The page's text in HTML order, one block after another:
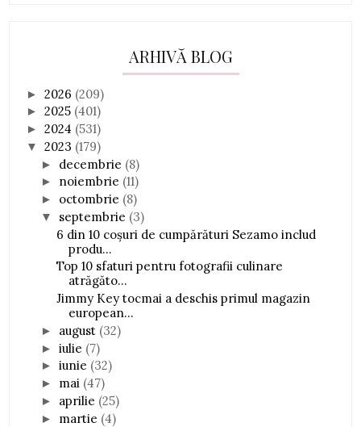
ARHIVĂ BLOG
►2026 (209)
►2025 (401)
►2024 (531)
▼2023 (179)
► decembrie (8)
► noiembrie (11)
► octombrie (8)
▼ septembrie (3)
6 din 10 coșuri de cumpărături Sezamo includ
produ...
Top 10 sfaturi pentru fotografii culinare
atrăgăto...
Jimmy Key tocmai a deschis primul magazin
european...
► august (32)
►iulie (7)
►iunie (32)
► mai (47)
► aprilie (25)
► martie (4)